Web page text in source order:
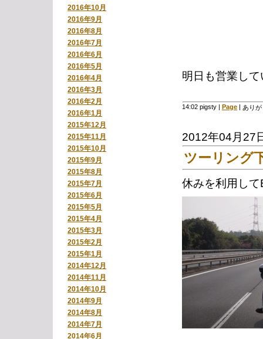
2016年10月
2016年9月
2016年8月
2016年7月
2016年6月
2016年5月
2016年4月
2016年3月
2016年2月
2016年1月
2015年12月
2015年11月
2015年10月
2015年9月
2015年8月
2015年7月
2015年6月
2015年5月
2015年4月
2015年3月
2015年2月
2015年1月
2014年12月
2014年11月
2014年10月
2014年9月
2014年8月
2014年7月
2014年6月
明日も営業し
14:02 pigsty | Page | あり
2012年04月27
ツーリング
休みを利用し